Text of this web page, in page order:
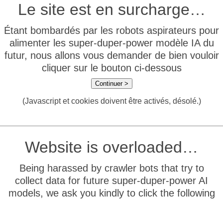
Le site est en surcharge…
Étant bombardés par les robots aspirateurs pour
alimenter les super-duper-power modèle IA du
futur, nous allons vous demander de bien vouloir
cliquer sur le bouton ci-dessous
Continuer >
(Javascript et cookies doivent être activés, désolé.)
Website is overloaded…
Being harassed by crawler bots that try to
collect data for future super-duper-power AI
models, we ask you kindly to click the following